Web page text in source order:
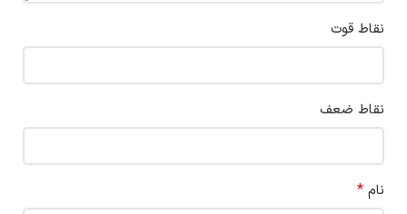
نقاط قوت
نقاط ضعف
نام *